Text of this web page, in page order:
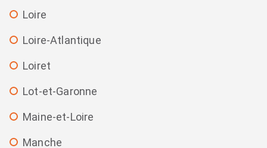
Loire
Loire-Atlantique
Loiret
Lot-et-Garonne
Maine-et-Loire
Manche